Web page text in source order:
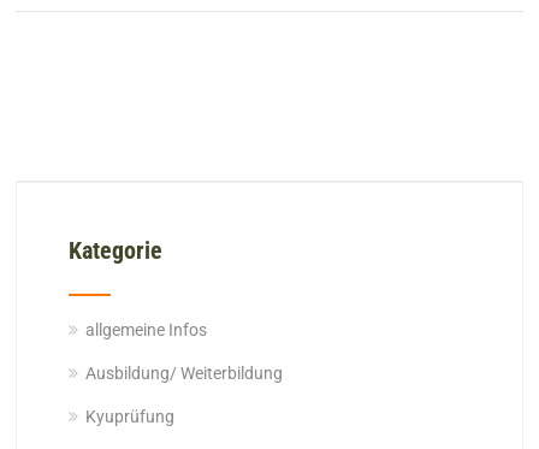
Kategorie
allgemeine Infos
Ausbildung/ Weiterbildung
Kyuprüfung